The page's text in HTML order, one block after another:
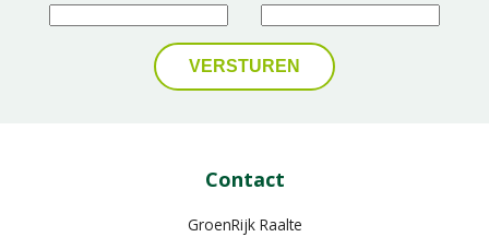
Contact
GroenRijk Raalte